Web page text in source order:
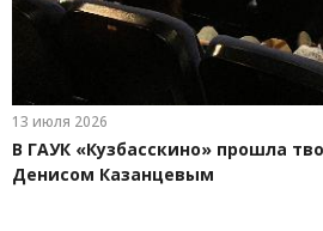
13 июля 2026
В ГАУК «Кузбасскино» прошла
Денисом Казанцевым